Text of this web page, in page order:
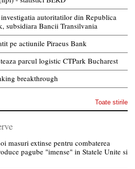
autoritatilor din Republica
subsidiara Bancii Transilvania
pe actiunile Piraeus Bank
parcul logistic CTPark Bucharest
breakthrough
Toate stirile
masuri extinse pentru combaterea
pagube "imense" in Statele Unite si